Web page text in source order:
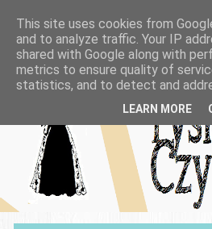
This site uses cookies from
and to analyze traffic. Your IP
shared with Google along with
metrics to ensure quality of
statistics, and to detect and
LEARN MORE